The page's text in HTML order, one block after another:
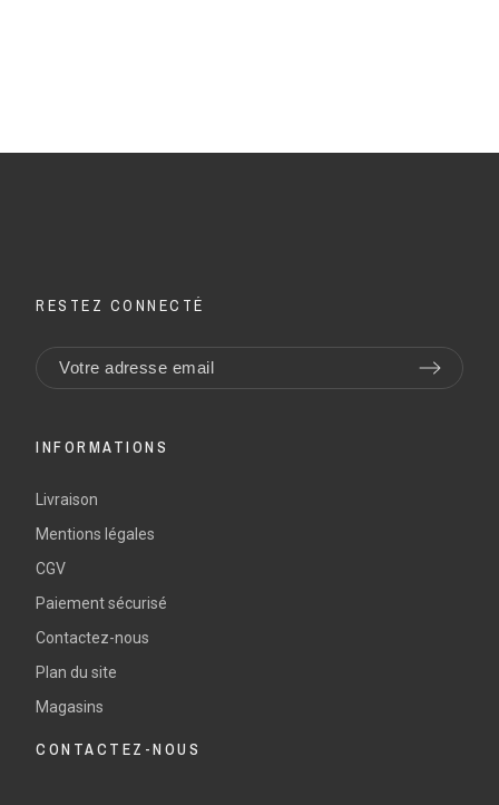
RESTEZ CONNECTÉ
INFORMATIONS
Livraison
Mentions légales
CGV
Paiement sécurisé
Contactez-nous
Plan du site
Magasins
CONTACTEZ-NOUS